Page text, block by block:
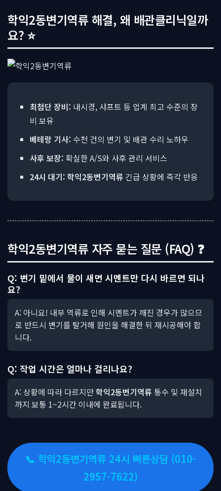
학익2동변기역류 해결, 왜 배관클리닉일까
요? ⭐
최첨단 장비: 내시경, 샤프트 등 업계 최고 수준의 장
비 보유
베테랑 기사: 수천 건의 변기 및 배관 수리 노하우
사후 보장: 확실한 A/S와 사후 관리 서비스
24시 대기: 학익2동변기역류 긴급 상황에 즉각 반응
학익2동변기역류 자주 묻는 질문 (FAQ) ❓
Q: 변기 밑에서 물이 새면 시멘트만 다시 바르면 되나
요?
A: 아니요! 내부 역류로 인해 시멘트가 깨진 경우가 많으므
로 반드시 변기를 탈거해 원인을 해결한 뒤 재시공해야 합
니다.
Q: 작업 시간은 얼마나 걸리나요?
A: 상황에 따라 다르지만학익2동변기역류 통수 및 재설치
까지 보통 1~2시간 이내에 완료됩니다.
📞 학익2동변기역류 24시 빠른상담 (010-
2957-7622)